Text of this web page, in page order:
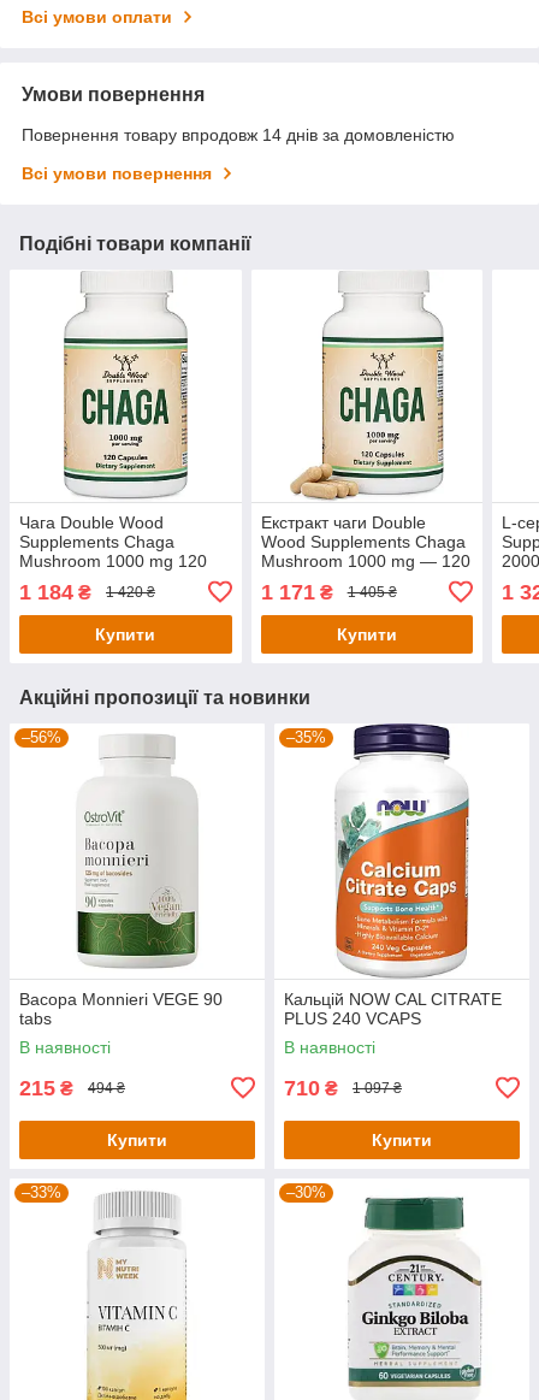
Всі умови оплати
Умови повернення
Повернення товару впродовж 14 днів за домовленістю
Всі умови повернення
Подібні товари компанії
Чага Double Wood
Supplements Chaga
Mushroom 1000 mg 120
1 184 ₴ 1 420 ₴
Купити
Екстракт чаги Double
Wood Supplements Chaga
Mushroom 1000 mg — 120
1 171₴ 1 405 ₴
Купити
L-
1
Акційні пропозиції та новинки
–56%
Bacopa Monnieri VEGE 90
tabs
В наявності
215 ₴ 494 ₴
Купити
–35%
Кальцій NOW CAL CITRATE
PLUS 240 VCAPS
В наявності
710 ₴ 1 097 ₴
Купити
–33% –30%